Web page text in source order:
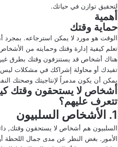
ت
ر
و
ن
ي
ا
لتحقيق توازن في حياتك.
أهمية
حماية وقتك
الوقت هو مورد لا يمكن استرجاعه. بمجرد
تعلم كيفية إدارة وقتك وحمايته من الأشخاص
هناك أشخاص قد يستنزفون وقتك بطرق
تفيدك أو محاولة إشراكك في مشكلات
يمكن أن يكون مدمراً لإنتاجيتك وصحتك
أشخاص لا يستحقون وقتك
تتعرف عليهم؟
1. الأشخاص السلبيون
السلبيون هم أشخاص لا يستحقون وقتك,
الأمور. بغض النظر عن مدى جمال اللحظة أو